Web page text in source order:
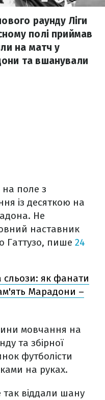
раунду Ліги
полі приймав
на матч у
та вшанували
поле з
із десяткою на
Не
наставник
Гаттузо, пише 24
сльози: як фанати
Марадони –
мовчання на
та збірної
футболісти
на руках.
так віддали шану